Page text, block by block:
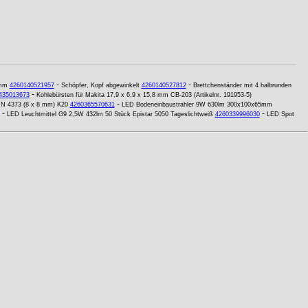
4260140521957- Schöpfer, Kopf abgewinkelt 4260140527812- Brettchenständer mit 4 halbrunden
- Kohlebürsten für Makita 17,9 x 6,9 x 15,8 mm CB-203 (Artikelnr. 191953-5)
4373 (8 x 8 mm) K20 4260365570631- LED Bodeneinbaustrahler 9W 630lm 300x100x65mm
- LED Leuchtmittel G9 2,5W 432lm 50 Stück Epistar 5050 Tageslichtweiß 4260339996030- LED Spot